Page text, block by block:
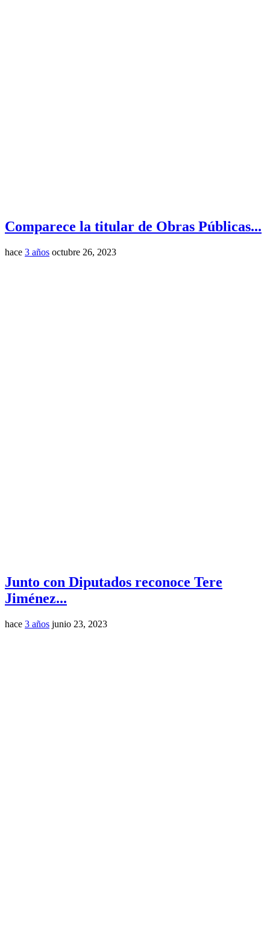
Comparece la titular de Obras Públicas...
hace 3 años octubre 26, 2023
Junto con Diputados reconoce Tere
Jiménez...
hace 3 años junio 23, 2023